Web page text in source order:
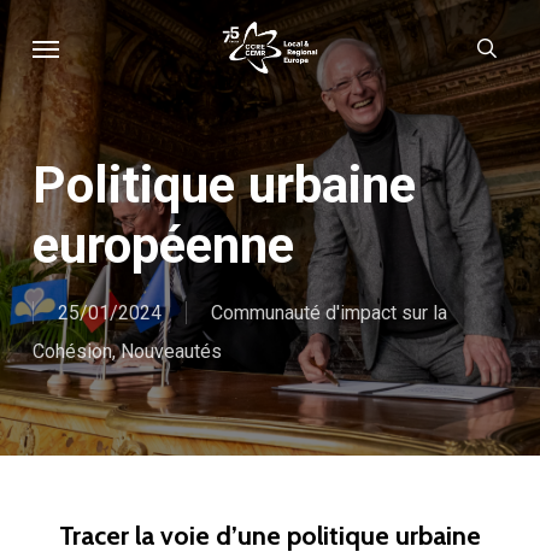
Skip
to
main
content
Menu
Politique urbaine
européenne
25/01/2024
Communauté d'impact sur la
Cohésion,Nouveautés
Tracer la voie d’une politique urbaine